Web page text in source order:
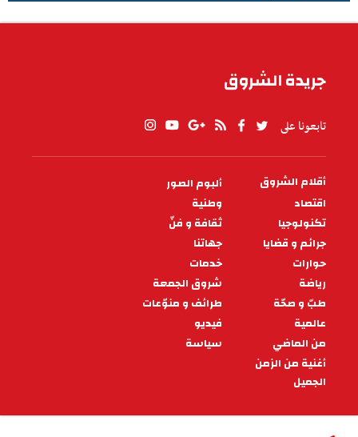
جريدة الشروق
تابعونا على
PIED
DE
PAGE
أقلام الشروق
ألبوم الصور
اقتصاد
وطنية
تكنولوجيا
ثقافة و فنّ
جرائم و قضايا
جهاتنا
حوارات
خدمات
رياضة
شروق الجمعة
طبّ و صحّة
طرائف و منوّعات
عالمية
فيديو
من الماضي
سياسة
أغنية من الزمن
الجميل